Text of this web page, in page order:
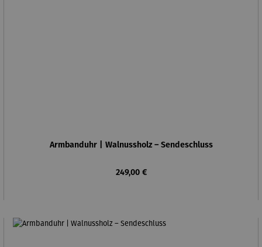
Armbanduhr | Walnussholz – Sendeschluss
Regulärer Preis:
249,00 €